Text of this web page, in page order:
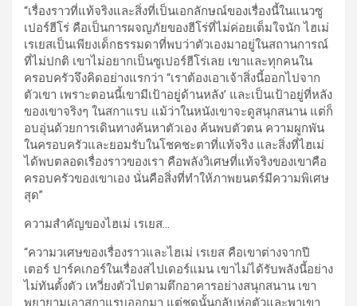
“เรื่องราวที่แท้จริงและสิ่งที่เป็นเอกลักษณ์ของเรื่องนี้ในแนวซู
เปอร์ฮีโร่ คือเป็นการผจญภัยของฮีโร่ที่ไม่ค่อยเต็มใจนัก ไฮเม่
เรเยสเป็นเพียงเด็กธรรมดาที่พบว่าตัวเองมาอยู่ในสถานการณ์
ที่ไม่ปกติ เขาไม่อยากเป็นซูเปอร์ฮีโร่เลย เขาและทุกคนใน
ครอบครัวจึงคิดอย่างแรกว่า “เราต้องเอาเจ้าสิ่งนี้ออกไปจาก
ตัวเขา เพราะตอนนี้เขามีเป้าอยู่ด้านหลัง’ และเป็นเป้าอยู่ที่หลัง
ของเขาจริงๆ ในสกาแรบ แม้ว่าในหนังเขาจะดูสนุกสนาน แต่ก็
อบอุ่นด้วยการเดินทางค้นหาตัวเอง ค้นพบตัวตน ความผูกพัน
ในครอบครัวและยอมรับในโชคชะตาที่แท้จริง และสิ่งที่ไฮเม่
ได้พบตลอดเรื่องราวของเรา คือพลังวิเศษที่แท้จริงของเขาคือ
ครอบครัวของเขาเอง นั่นคือสิ่งที่ทำให้ภาพยนตร์มีความพิเศษ
สุด”
ความสำคัญของไฮเม่ เรเยส…
“ความวเศษของเรื่องราวและไฮเม่ เรเยส คือเขาต่างจากปี
เตอร์ ปาร์คเกอร์ในเรื่องสไปเดอร์แมน เขาไม่ได้รับพลังนี้อย่าง
ไม่ทันตั้งตัว เหวี่ยงตัวไปตามตึกอาคารอย่างสนุกสนาน เขา
พยายามเอาสกาแรบออกมา แต่ชุดนั้นกลับห่อตัวและพาเขา